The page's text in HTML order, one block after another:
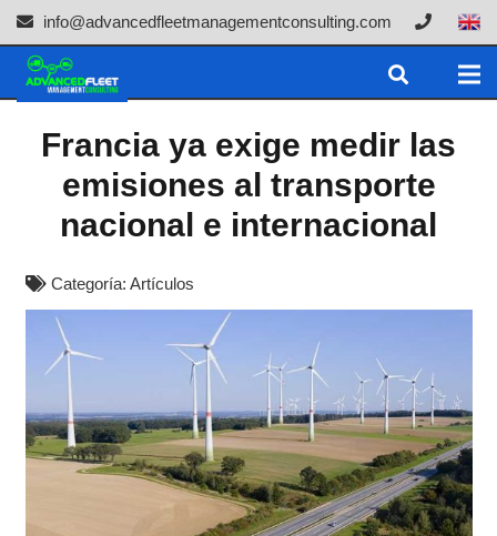
info@advancedfleetmanagementconsulting.com
Francia ya exige medir las
emisiones al transporte
nacional e internacional
Categoría: Artículos